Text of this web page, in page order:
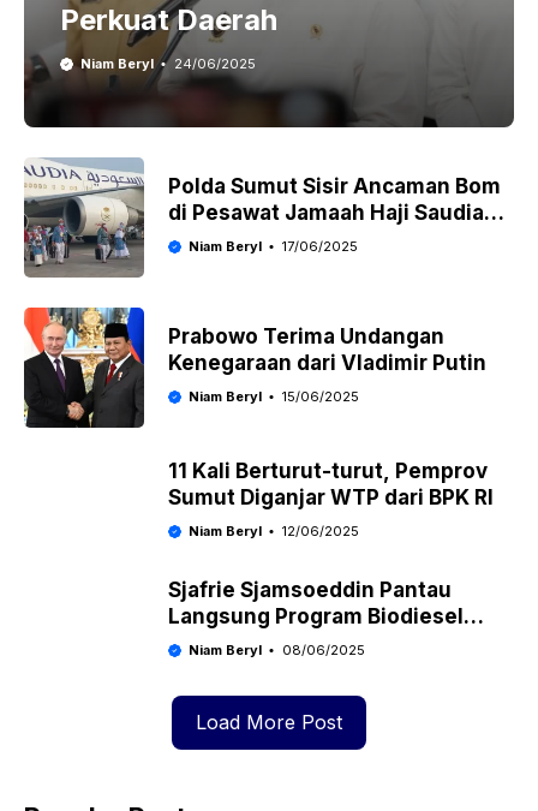
Perkuat Daerah
Niam Beryl 24/06/2025
Polda Sumut Sisir Ancaman Bom
di Pesawat Jamaah Haji Saudia
Airlines
Niam Beryl 17/06/2025
Prabowo Terima Undangan
Kenegaraan dari Vladimir Putin
Niam Beryl 15/06/2025
11 Kali Berturut-turut, Pemprov
Sumut Diganjar WTP dari BPK RI
Niam Beryl 12/06/2025
Sjafrie Sjamsoeddin Pantau
Langsung Program Biodiesel
Nasional di Papua
Niam Beryl 08/06/2025
Load More Post